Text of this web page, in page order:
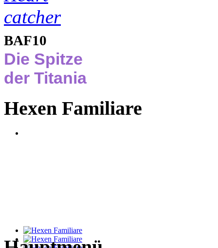
BAF10
Die Spitze
der Titania
Hexen Familiare